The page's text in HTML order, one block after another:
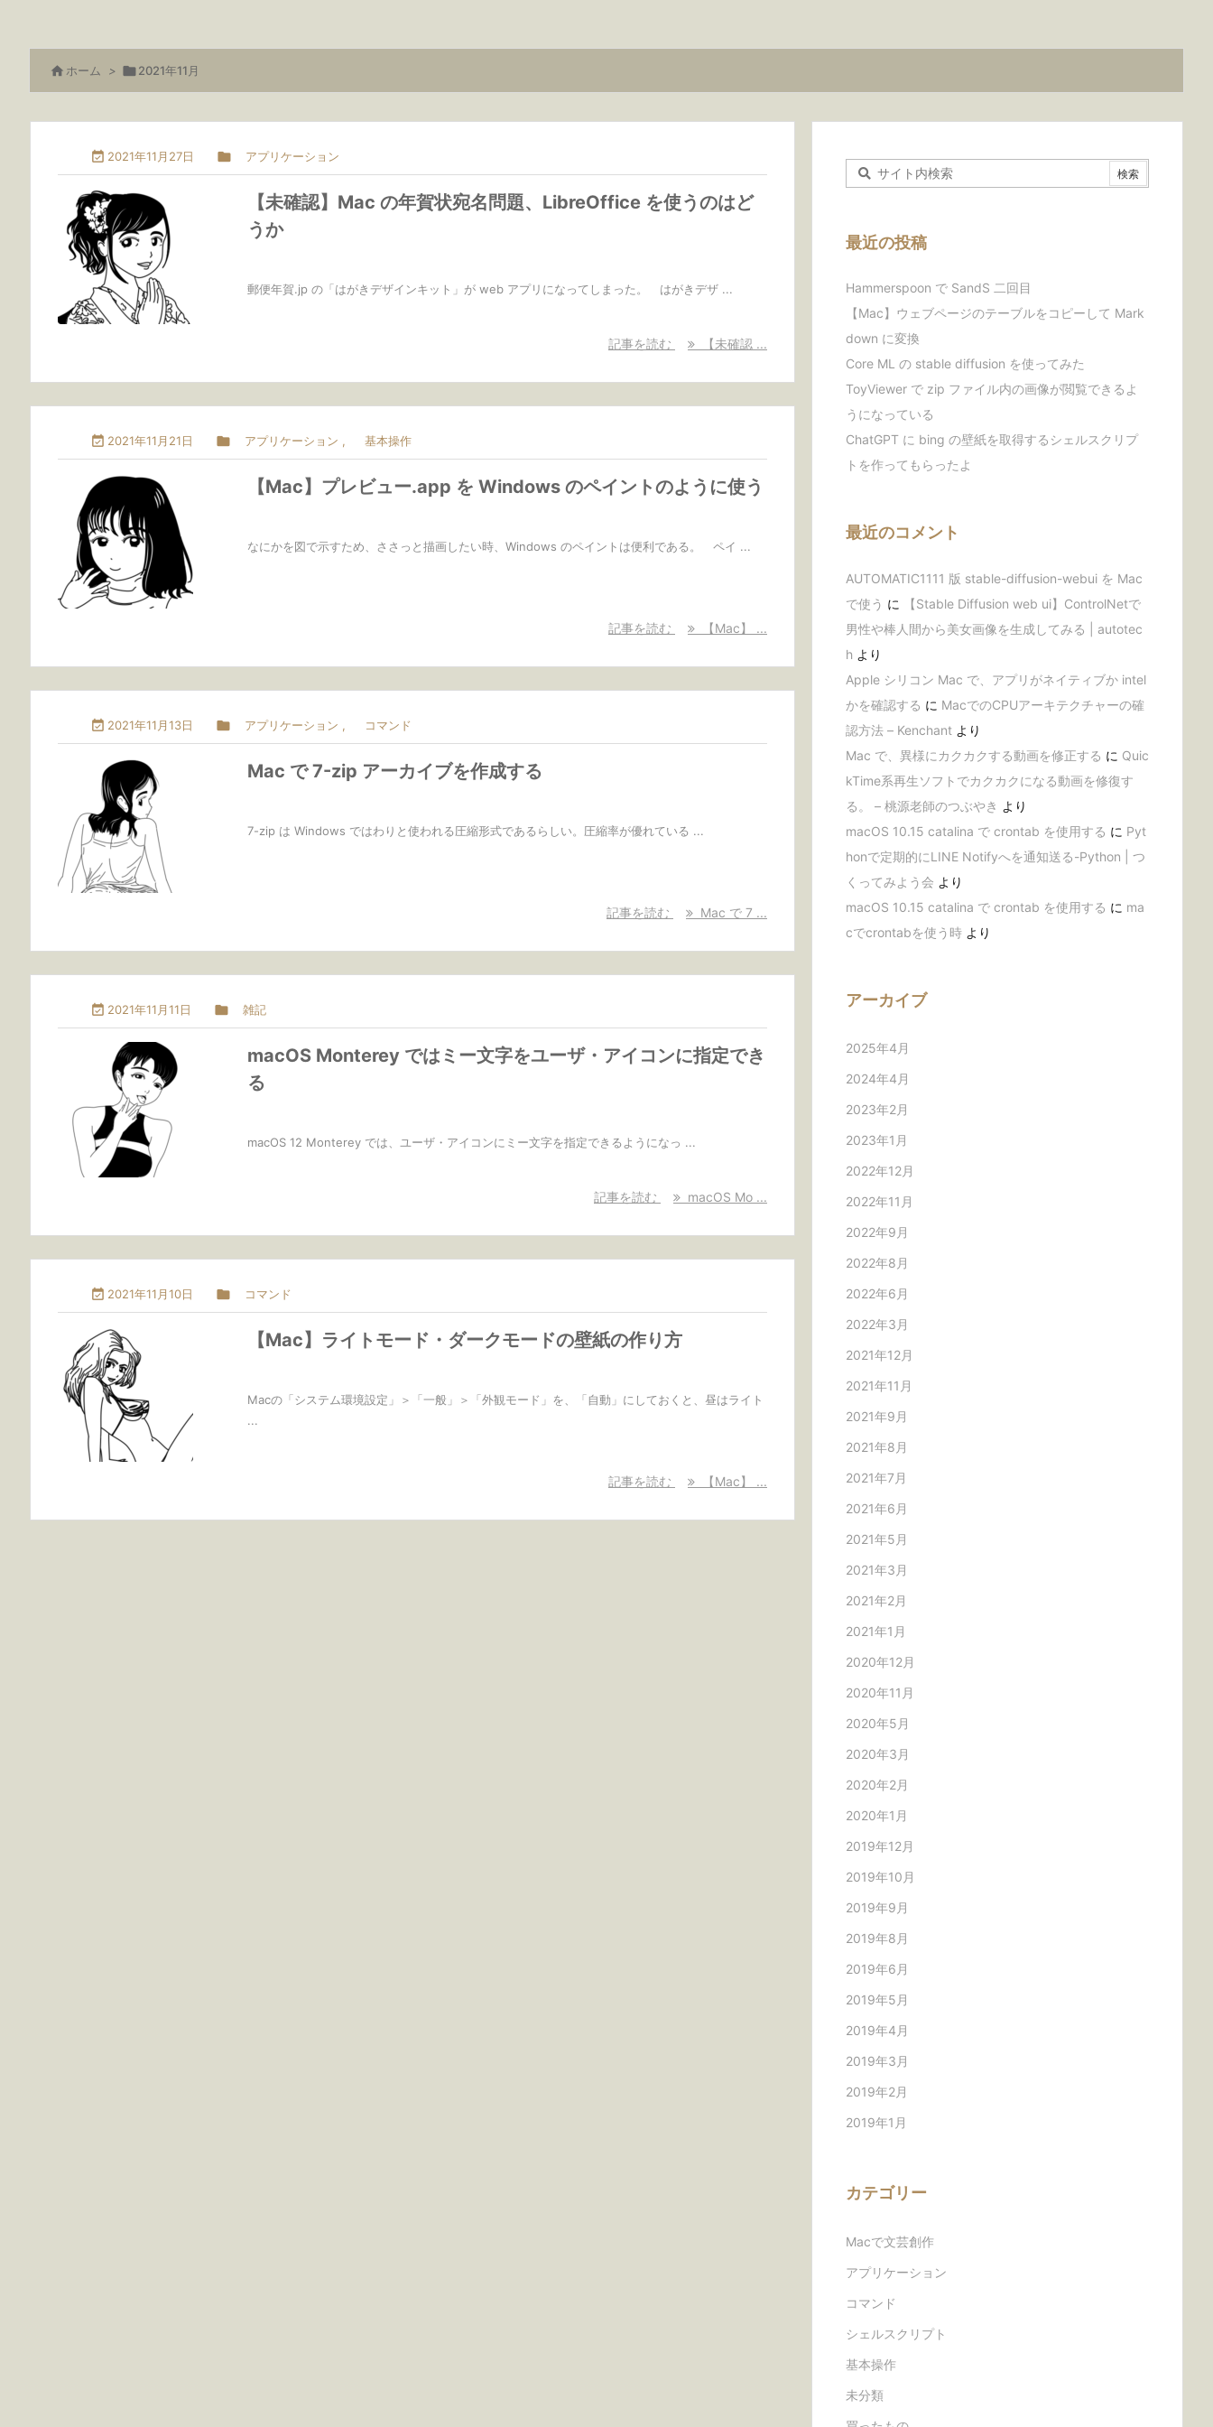
 ホーム > 2021年11月
 2021年11月27日  アプリケーション
【未確認】Mac の年賀状宛名問題、LibreOffice を使うのはど
うか
郵便年賀.jp の「はがきデザインキット」が web アプリになってしまった。 はがきデザ ...
記事を読む 【未確認 ...
 2021年11月21日  アプリケーション , 基本操作
【Mac】プレビュー.app を Windows のペイントのように使う
なにかを図で示すため、ささっと描画したい時、Windows のペイントは便利である。 ペイ ...
記事を読む 【Mac】 ...
 2021年11月13日  アプリケーション , コマンド
Mac で 7-zip アーカイブを作成する
7-zip は Windows ではわりと使われる圧縮形式であるらしい。圧縮率が優れている ...
記事を読む Mac で 7 ...
 2021年11月11日  雑記
macOS Monterey ではミー文字をユーザ・アイコンに指定でき
る
macOS 12 Monterey では、ユーザ・アイコンにミー文字を指定できるようになっ ...
記事を読む macOS Mo ...
 2021年11月10日  コマンド
【Mac】ライトモード・ダークモードの壁紙の作り方
Macの「システム環境設定」＞「一般」＞「外観モード」を、「自動」にしておくと、昼はライト
...
記事を読む 【Mac】 ...
最近の投稿
Hammerspoon で SandS 二回目
【Mac】ウェブページのテーブルをコピーして Mark
down に変換
Core ML の stable diffusion を使ってみた
ToyViewer で zip ファイル内の画像が閲覧できるよ
うになっている
ChatGPT に bing の壁紙を取得するシェルスクリプ
トを作ってもらったよ
最近のコメント
AUTOMATIC1111 版 stable-diffusion-webui を Mac
で使う に
【Stable Diffusion web ui】ControlNetで
男性や棒人間から美女画像を生成してみる | autotec
h より
Apple シリコン Mac で、アプリがネイティブか intel
かを確認する に MacでのCPUアーキテクチャーの確
認方法 – Kenchant より
Mac で、異様にカクカクする動画を修正する に Quic
kTime系再生ソフトでカクカクになる動画を修復す
る。 – 桃源老師のつぶやき より
macOS 10.15 catalina で crontab を使用する に Pyt
honで定期的にLINE Notifyへを通知送る-Python | つ
くってみよう会 より
macOS 10.15 catalina で crontab を使用する に ma
cでcrontabを使う時 より
アーカイブ
2025年4月
2024年4月
2023年2月
2023年1月
2022年12月
2022年11月
2022年9月
2022年8月
2022年6月
2022年3月
2021年12月
2021年11月
2021年9月
2021年8月
2021年7月
2021年6月
2021年5月
2021年3月
2021年2月
2021年1月
2020年12月
2020年11月
2020年5月
2020年3月
2020年2月
2020年1月
2019年12月
2019年10月
2019年9月
2019年8月
2019年6月
2019年5月
2019年4月
2019年3月
2019年2月
2019年1月
カテゴリー
Macで文芸創作
アプリケーション
コマンド
シェルスクリプト
基本操作
未分類